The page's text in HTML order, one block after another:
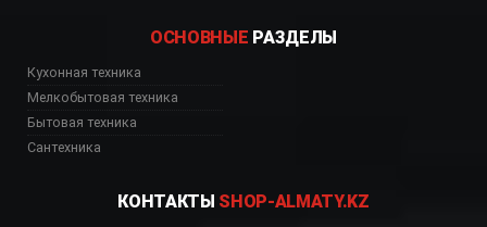
ОСНОВНЫЕ РАЗДЕЛЫ
Кухонная техника
Мелкобытовая техника
Бытовая техника
Сантехника
КОНТАКТЫ SHOP-ALMATY.KZ